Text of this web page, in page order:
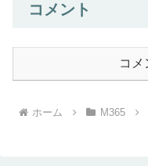
コメント
コメ
ホーム M365